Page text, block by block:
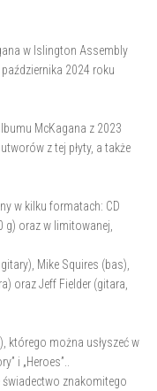
w Islington Assembly
2024 roku
McKagana z 2023
z tej płyty, a także
w kilku formatach: CD
g) oraz w limitowanej,
Mike Squires (bas),
oraz Jeff Fielder (gitara,
którego można usłyszeć w
i „Heroes”..
świadectwo znakomitego